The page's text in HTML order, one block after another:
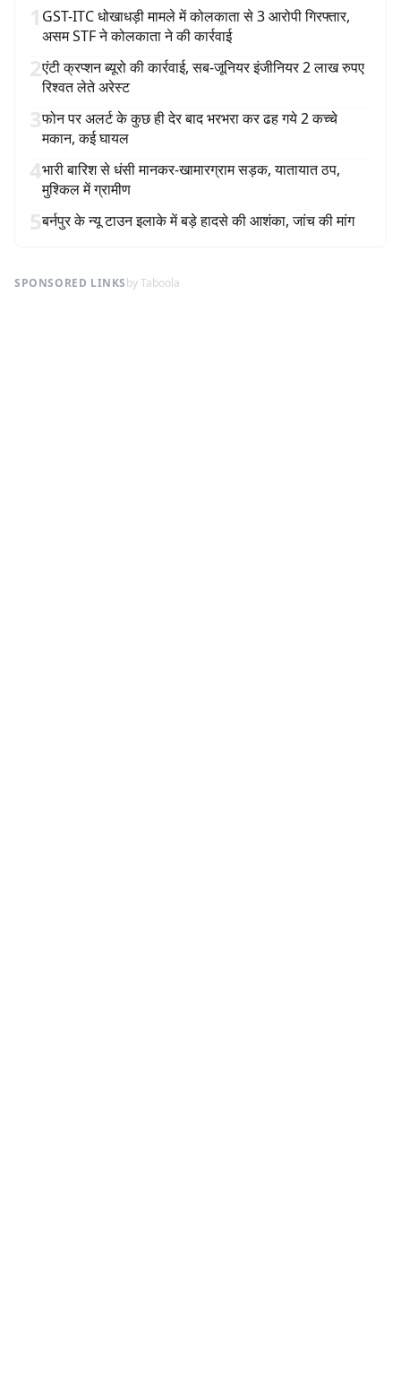
1 GST-ITC धोखाधड़ी मामले में कोलकाता से 3 आरोपी गिरफ्तार,
असम STF ने कोलकाता ने की कार्रवाई
2एंटी क्रप्शन ब्यूरो की कार्रवाई, सब-जूनियर इंजीनियर 2 लाख रुपए
रिश्वत लेते अरेस्ट
3फोन पर अलर्ट के कुछ ही देर बाद भरभरा कर ढह गये 2 कच्चे
मकान, कई घायल
4भारी बारिश से धंसी मानकर-खामारग्राम सड़क, यातायात ठप,
मुश्किल में ग्रामीण
5बर्नपुर के न्यू टाउन इलाके में बड़े हादसे की आशंका, जांच की मांग
SPONSORED LINKSby Taboola